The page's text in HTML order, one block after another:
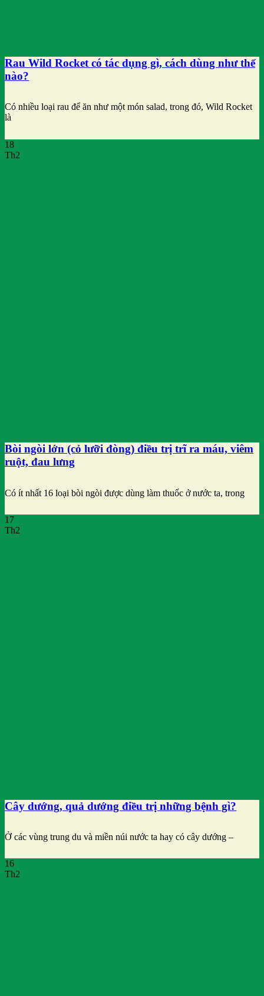
Rau Wild Rocket có tác dụng gì, cách dùng như thế
nào?
Có nhiều loại rau để ăn như một món salad, trong đó, Wild Rocket
là
18
Th2
Bòi ngòi lớn (cỏ lưỡi đòng) điều trị trĩ ra máu, viêm
ruột, đau lưng
Có ít nhất 16 loại bòi ngòi được dùng làm thuốc ở nước ta, trong
17
Th2
Cây dướng, quả dướng điều trị những bệnh gì?
Ở các vùng trung du và miền núi nước ta hay có cây dướng –
16
Th2